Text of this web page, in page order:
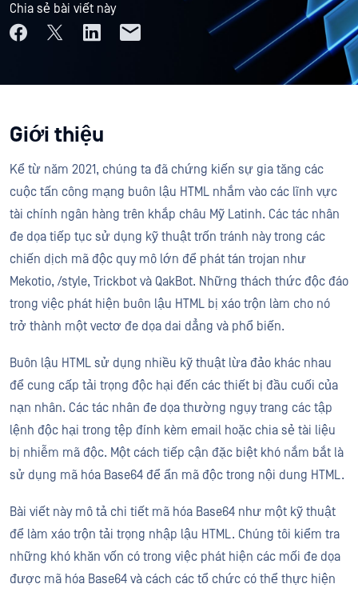
Chia sẻ bài viết này
Giới thiệu
Kể từ năm 2021, chúng ta đã chứng kiến sự gia tăng các
cuộc tấn công mạng buôn lậu HTML nhắm vào các lĩnh vực
tài chính ngân hàng trên khắp châu Mỹ Latinh. Các tác nhân
đe dọa tiếp tục sử dụng kỹ thuật trốn tránh này trong các
chiến dịch mã độc quy mô lớn để phát tán trojan như
Mekotio, /style, Trickbot và QakBot. Những thách thức độc đáo
trong việc phát hiện buôn lậu HTML bị xáo trộn làm cho nó
trở thành một vectơ đe dọa dai dẳng và phổ biến.
Buôn lậu HTML sử dụng nhiều kỹ thuật lừa đảo khác nhau
để cung cấp tải trọng độc hại đến các thiết bị đầu cuối của
nạn nhân. Các tác nhân đe dọa thường ngụy trang các tập
lệnh độc hại trong tệp đính kèm email hoặc chia sẻ tài liệu
bị nhiễm mã độc. Một cách tiếp cận đặc biệt khó nắm bắt là
sử dụng mã hóa Base64 để ẩn mã độc trong nội dung HTML.
Bài viết này mô tả chi tiết mã hóa Base64 như một kỹ thuật
để làm xáo trộn tải trọng nhập lậu HTML. Chúng tôi kiểm tra
những khó khăn vốn có trong việc phát hiện các mối đe dọa
được mã hóa Base64 và cách các tổ chức có thể thực hiện